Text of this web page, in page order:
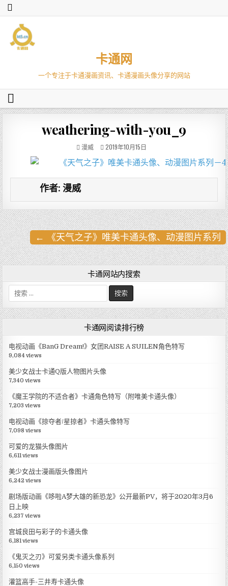
卡通网
一个专注于卡通漫画资讯、卡通漫画头像分享的网站
weathering-with-you_9
漫威 2019年10月15日
作者: 漫威
文
章
航
← 《天气之子》唯美卡通头像、动漫图片系列
卡通网站内搜索
搜
索
:
卡通网阅读排行榜
电视动画《BanG Dream!》女团RAISE A SUILEN角色特写
9,084 views
美少女战士卡通Q版人物图片头像
7,340 views
《魔王学院的不适合者》卡通角色特写（附唯美卡通头像）
7,203 views
电视动画《掠夺者/星掠者》卡通头像特写
7,098 views
可爱的龙猫头像图片
6,611 views
美少女战士漫画版头像图片
6,242 views
剧场版动画《哆啦A梦大雄的新恐龙》公开最新PV，将于2020年3月6
日上映
6,237 views
宫城良田与彩子的卡通头像
6,181 views
《鬼灭之刃》可爱另类卡通头像系列
6,150 views
灌篮高手-三井寿卡通头像